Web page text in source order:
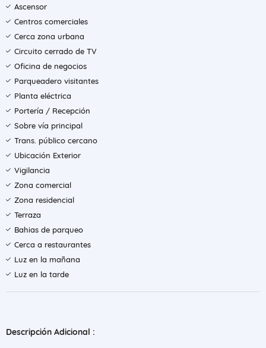
Ascensor
Centros comerciales
Cerca zona urbana
Circuito cerrado de TV
Oficina de negocios
Parqueadero visitantes
Planta eléctrica
Portería / Recepción
Sobre vía principal
Trans. público cercano
Ubicación Exterior
Vigilancia
Zona comercial
Zona residencial
Terraza
Bahias de parqueo
Cerca a restaurantes
Luz en la mañana
Luz en la tarde
Descripción Adicional :